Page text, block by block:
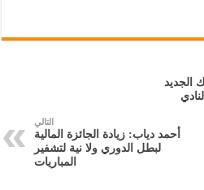
الجديد
التالي
أحمد دياب: زيادة الجائزة المالية
لبطل الدوري ولا نية لتشفير
المباريات